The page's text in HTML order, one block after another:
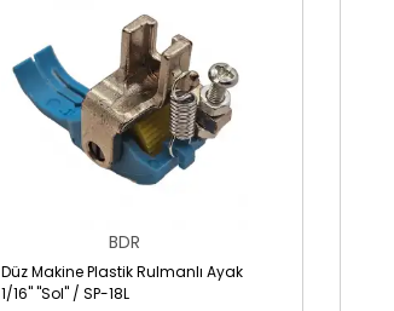
BDR
Düz Makine Plastik Rulmanlı Ayak
1/16" "Sol" / SP-18L